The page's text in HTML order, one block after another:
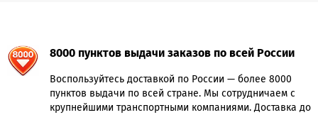
8000 пунктов выдачи заказов по всей России
Воспользуйтесь доставкой по России — более 8000
пунктов выдачи по всей стране. Мы сотрудничаем с
крупнейшими транспортными компаниями. Доставка до